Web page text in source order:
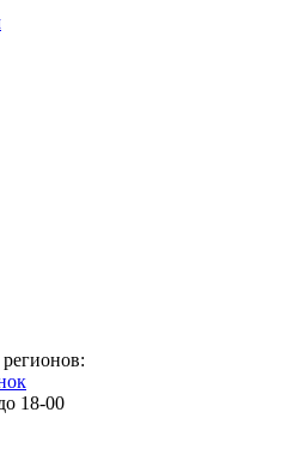
18-00